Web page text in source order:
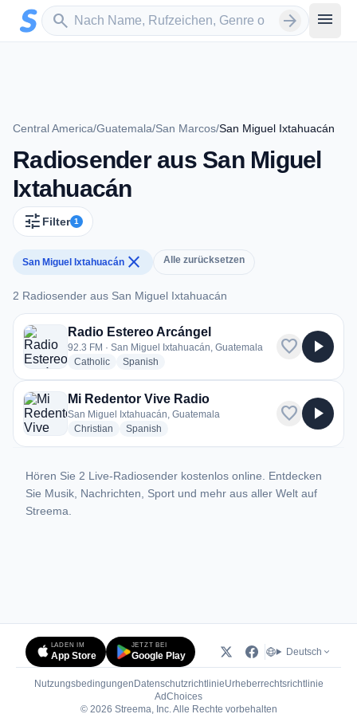
Zum Hauptinhalt springen
search
Sender suchen arrow_forward menu
Central America/Guatemala/San Marcos/San Miguel Ixtahuacán
Radiosender aus San Miguel
Ixtahuacán
tune Filter 1
San Miguel Ixtahuacán close Alle zurücksetzen
2 Radiosender aus San Miguel Ixtahuacán
2 Radiosender aus San Miguel Ixtahuacán
Radio Estereo Arcángel
92.3 FM · San Miguel Ixtahuacán, Guatemala
Catholicradio stations
Spanish
favorite play_arrow
Mi Redentor Vive Radio
San Miguel Ixtahuacán, Guatemala
Christian radio stations
Spanish
favorite play_arrow
Hören Sie 2 Live-Radiosender kostenlos online. Entdecken
Sie Musik, Nachrichten, Sport und mehr aus aller Welt auf
Streema.
LADEN IM
App Store
JETZT BEI
Google Play Deutsch
Nutzungsbedingungen DatenschutzrichtlinieUrheberrechtsrichtlinie
AdChoices(öffnet in neuem Tab)
© 2026 Streema, Inc. Alle Rechte vorbehalten